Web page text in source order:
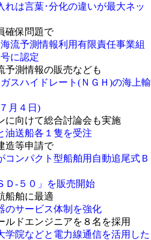
れは言葉･分化の違いが最大ネッ
確保問題で
流予測情報利用有限責任事業組
に認定
予測情報の販売なども
スハイドレート(ＮＧＨ)の海上輸
月４日)
に向けて総合討論会も実施
油送船各１隻を受注
造等申請で
コンパクト型船舶用自動追尾式Ｂ
-５０」を販売開始
船舶に最適
のサービス体制を強化
ルドエンジニアを８名を採用
学院などと電力線通信を活用した